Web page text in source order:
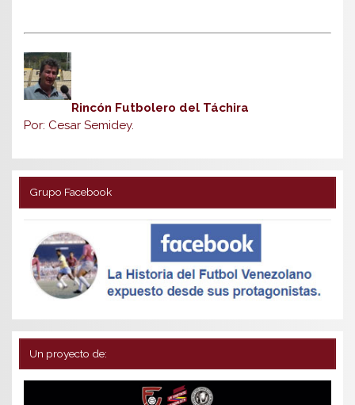
Rincón Futbolero del Táchira
Por: Cesar Semidey.
Grupo Facebook
Un proyecto de: